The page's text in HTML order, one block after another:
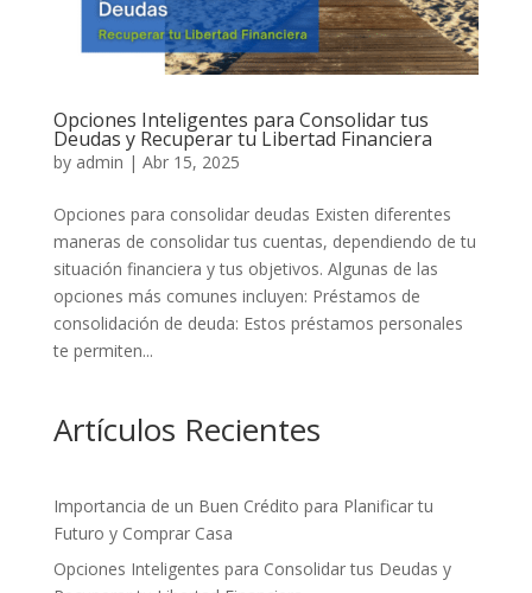
Opciones Inteligentes para Consolidar tus
Deudas y Recuperar tu Libertad Financiera
by admin | Abr 15, 2025
Opciones para consolidar deudas Existen diferentes
maneras de consolidar tus cuentas, dependiendo de tu
situación financiera y tus objetivos. Algunas de las
opciones más comunes incluyen: Préstamos de
consolidación de deuda: Estos préstamos personales
te permiten...
Artículos Recientes
Importancia de un Buen Crédito para Planificar tu
Futuro y Comprar Casa
Opciones Inteligentes para Consolidar tus Deudas y